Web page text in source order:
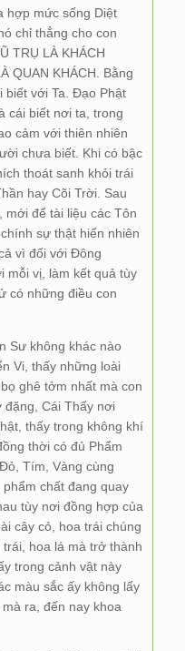
hợp mức sống Diệt
chỉ thẳng cho con
TRỤ LÀ KHÁCH
QUAN KHÁCH. Bằng
biết với Ta. Đạo Phật
cái biết nơi ta, trong
cảm với thiên nhiên
chưa biết. Khi có bậc
thoát sanh khỏi trái
hay Cõi Trời. Sau
mới để tài liệu các Tôn
sự thật hiển nhiên
vì đối với Đông
mỗi vị, làm kết quả tùy
có những điều con
Sư không khác nào
Vi, thấy những loài
ghê tởm nhất mà con
đặng, Cái Thấy nơi
thấy trong không khí
thời có đủ Phẩm
Tím, Vàng cùng
chất đang quay
tùy nơi đồng hợp của
cây cỏ, hoa trái chúng
hoa lá mà trở thành
trong cảnh vật này
màu sắc ấy không lấy
ra, đến nay khoa